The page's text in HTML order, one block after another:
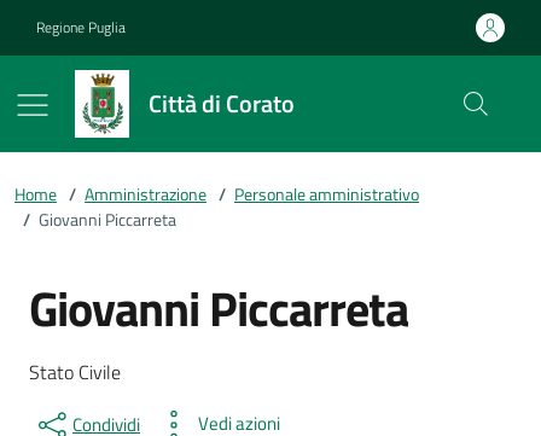
Regione Puglia
Città di Corato
Home / Amministrazione / Personale amministrativo
/ Giovanni Piccarreta
Giovanni Piccarreta
Dettagli della persona
Descrizione breve
Stato Civile
Condividi Vedi azioni